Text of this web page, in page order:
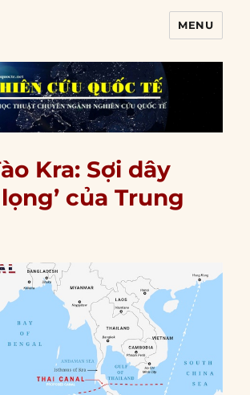
MENU
Kra: Sợi dây
của Trung